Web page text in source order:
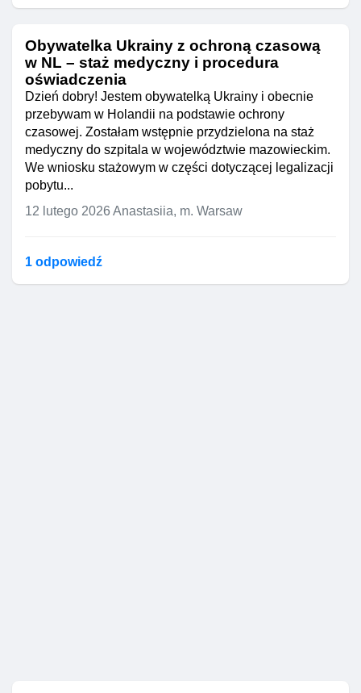
Obywatelka Ukrainy z ochroną czasową
w NL – staż medyczny i procedura
oświadczenia
Dzień dobry! Jestem obywatelką Ukrainy i obecnie
przebywam w Holandii na podstawie ochrony
czasowej. Zostałam wstępnie przydzielona na staż
medyczny do szpitala w województwie mazowieckim.
We wniosku stażowym w części dotyczącej legalizacji
pobytu...
12 lutego 2026 Anastasiia, m. Warsaw
1 odpowiedź